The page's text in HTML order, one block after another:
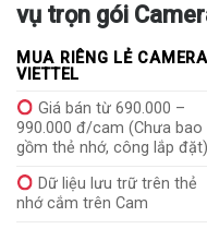
vụ trọn gói
MUA RIÊNG LẺ CAMERA
VIETTEL
Giá bán từ 690.000 –
990.000 đ/cam (Chưa bao
gồm thẻ nhớ, công lắp đặt)
Dữ liệu lưu trữ trên thẻ
nhớ cắm trên Cam